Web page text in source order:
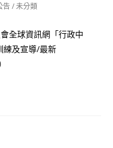
告/未分類
全球資訊網「行政中
練及宣導/最新